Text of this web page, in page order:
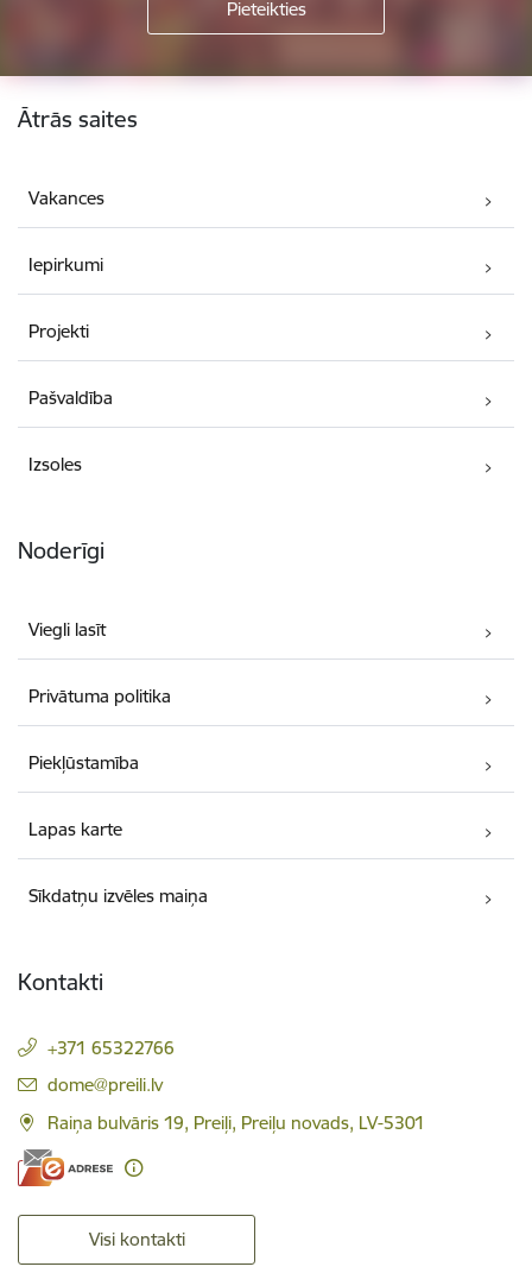
Kājene
Ātrās saites
Vakances
Iepirkumi
Projekti
Pašvaldība
Izsoles
Noderīgi
Viegli lasīt
Privātuma politika
Piekļūstamība
Lapas karte
Sīkdatņu izvēles maiņa
Kontakti
+371 65322766
E-pasts:
dome@preili.lv
Raiņa bulvāris 19, Preiļi, Preiļu novads, LV-5301
Visi kontakti